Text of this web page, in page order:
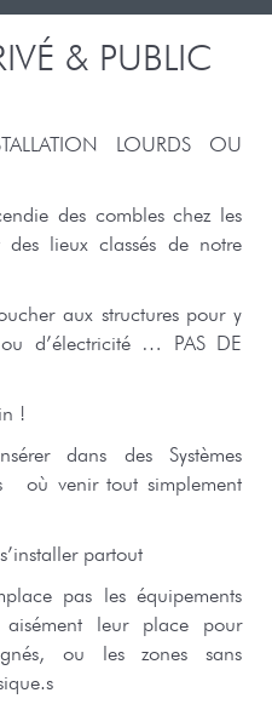
& PUBLIC
LOURDS OU
des combles chez les
des lieux classés de notre
aux structures pour y
d’électricité … PAS DE
!
dans des Systèmes
où venir tout simplement
partout
pas les équipements
leur place pour
ou les zones sans